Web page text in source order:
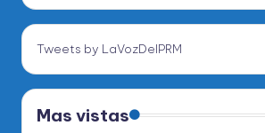
Tweets by LaVozDelPRM
Mas vistas